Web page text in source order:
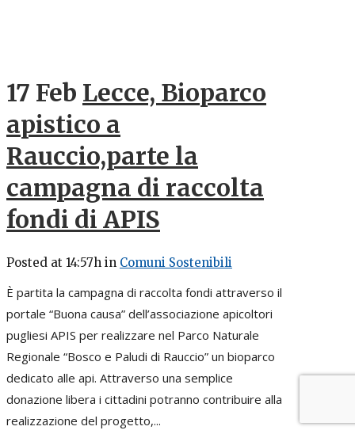
17 Feb Lecce, Bioparco
apistico a
Rauccio,parte la
campagna di raccolta
fondi di APIS
Posted at 14:57h in Comuni Sostenibili
È partita la campagna di raccolta fondi attraverso il
portale “Buona causa” dell’associazione apicoltori
pugliesi APIS per realizzare nel Parco Naturale
Regionale “Bosco e Paludi di Rauccio” un bioparco
dedicato alle api. Attraverso una semplice
donazione libera i cittadini potranno contribuire alla
realizzazione del progetto,...